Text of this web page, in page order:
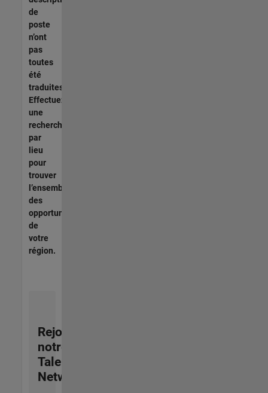
de
poste
n’ont
pas
toutes
été
traduites.
Effectuez
une
recherche
par
lieu
pour
trouver
l’ensemble
des
opportunités
de
votre
région.
Rejoignez
notre
Talent
Network